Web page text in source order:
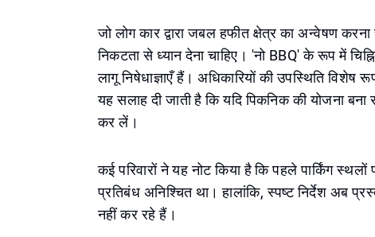
जो लोग कार द्वारा जबल हफीत क्षेत्र का अन्वेषण
निकटता से ध्यान देना चाहिए। 'नो BBQ' के रूप में
लागू निषेधाज्ञाएँ हैं। अधिकारियों की उपस्थिति
यह सलाह दी जाती है कि यदि पिकनिक की योजना बना
कर लें।
कई परिवारों ने यह नोट किया है कि पहले पार्किंग
प्रतिबंध अनिश्चित था। हालांकि, स्पष्ट निर्देश अब
नहीं कर रहे हैं।